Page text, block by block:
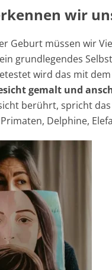
wir
Geburt müssen wir
grundlegendes
wird das mit
gemalt und
berührt, spricht
Delphine,